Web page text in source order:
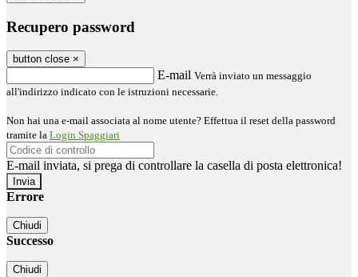
Recupero password
button close ×
E-mail Verrà inviato un messaggio
all'indirizzo indicato con le istruzioni necessarie.
Non hai una e-mail associata al nome utente? Effettua il reset della password
tramite la Login Spaggiari
E-mail inviata, si prega di controllare la casella di posta elettronica!
Errore
Chiudi
Successo
Chiudi